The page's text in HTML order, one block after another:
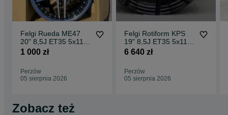
Felgi Rueda ME47
20" 8,5J ET35 5x112
CBKF1 / 2 sztuki
1 000 zł
Perzów
05 sierpnia 2026
Felgi Rotiform KPS
19" 8,5J ET35 5x112
Matte Black Face w/
6 640 zł
Perzów
05 sierpnia 2026
Zobacz też